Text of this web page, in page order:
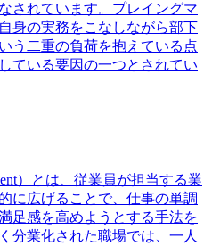
されています。プレイングマ
身の実務をこなしながら部下
う二重の負荷を抱えている点
ている要因の一つとされてい
）とは、従業員が担当する業
に広げることで、仕事の単調
足感を高めようとする手法を
分業化された職場では、一人